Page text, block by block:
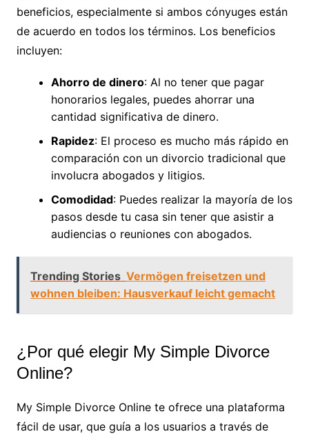
beneficios, especialmente si ambos cónyuges están
de acuerdo en todos los términos. Los beneficios
incluyen:
Ahorro de dinero: Al no tener que pagar
honorarios legales, puedes ahorrar una
cantidad significativa de dinero.
Rapidez: El proceso es mucho más rápido en
comparación con un divorcio tradicional que
involucra abogados y litigios.
Comodidad: Puedes realizar la mayoría de los
pasos desde tu casa sin tener que asistir a
audiencias o reuniones con abogados.
Trending Stories Vermögen freisetzen und
wohnen bleiben: Hausverkauf leicht gemacht
¿Por qué elegir My Simple Divorce
Online?
My Simple Divorce Online te ofrece una plataforma
fácil de usar, que guía a los usuarios a través de